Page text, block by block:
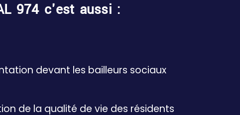
974 c'est aussi :
devant les bailleurs sociaux
de la qualité de vie des résidents